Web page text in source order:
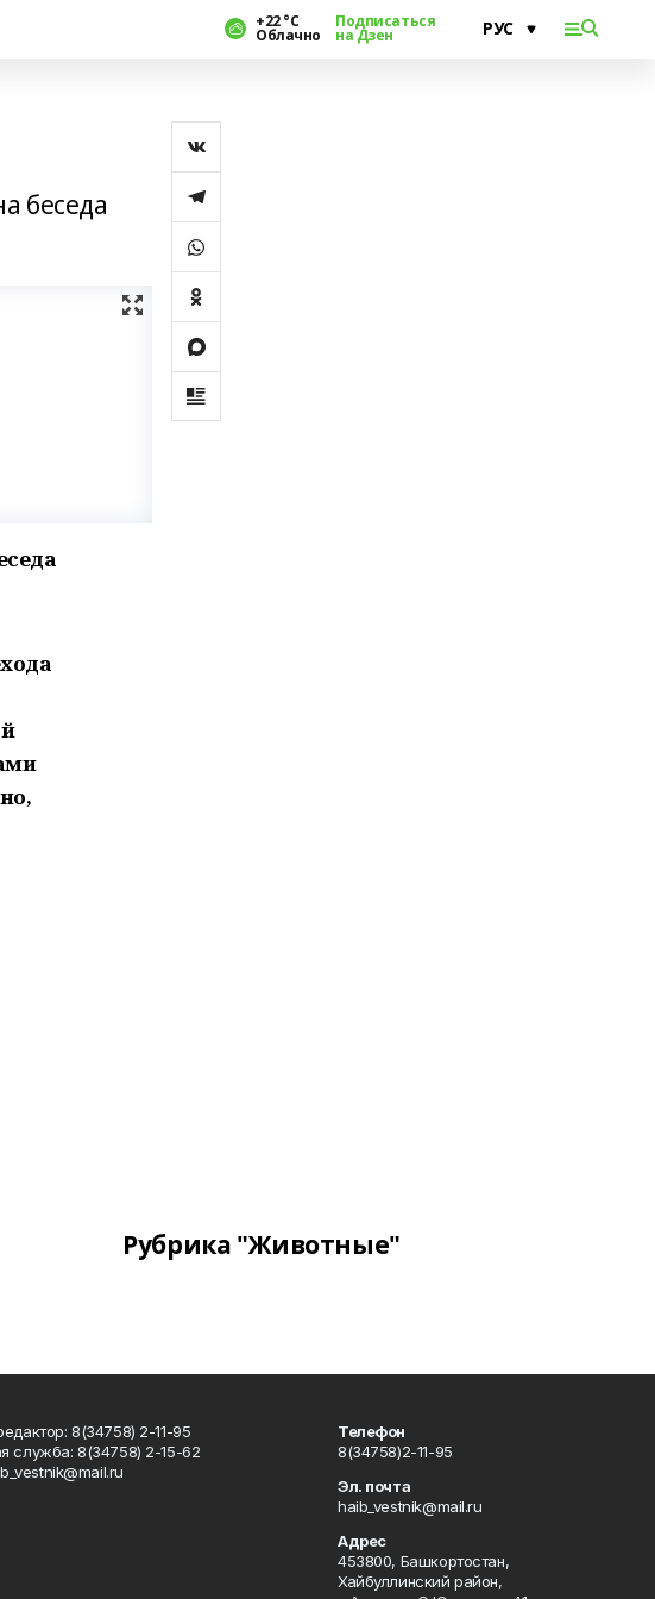
+22 °С
Облачно
Подписаться
на Дзен
беседа
Рубрика "Животные"
8(34758) 2-11-95
служба: 8(34758) 2-15-62
Телефон
8(34758)2-11-95
Эл. почта
haib_vestnik@mail.ru
Адрес
453800, Башкортостан,
Хайбуллинский район,